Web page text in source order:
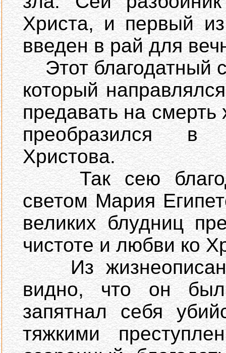
Христа, и первый
введен в рай для
Этот благодатный
который
предавать на смерть
преобразился в
Христова.
Так сею
светом Мария
великих блудниц
чистоте и любви ко
Из
видно, что он был
запятнал себя
тяжкими